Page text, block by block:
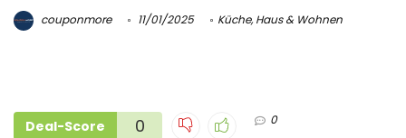
couponmore 11/01/2025 Küche, Haus & Wohnen
Deal-Score 0 0